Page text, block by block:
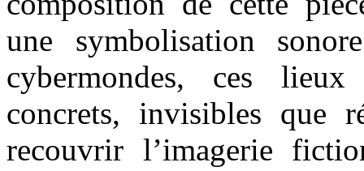
une symbolisation
cybermondes, ces
concrets, invisibles que
recouvrir l’imagerie